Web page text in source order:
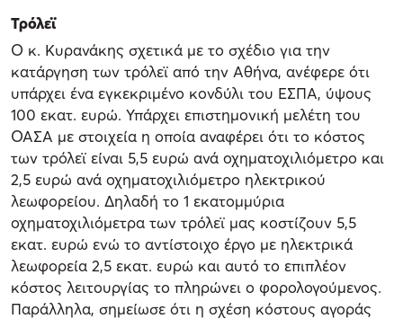
Τρόλεϊ
Ο κ. Κυρανάκης σχετικά με το σχέδιο για την
κατάργηση των τρόλεϊ από την Αθήνα, ανέφερε ότι
υπάρχει ένα εγκεκριμένο κονδύλι του ΕΣΠΑ, ύψους
100 εκατ. ευρώ. Υπάρχει επιστημονική μελέτη του
ΟΑΣΑ με στοιχεία η οποία αναφέρει ότι το κόστος
των τρόλεϊ είναι 5,5 ευρώ ανά οχηματοχιλιόμετρο και
2,5 ευρώ ανά οχηματοχιλιόμετρο ηλεκτρικού
λεωφορείου. Δηλαδή το 1 εκατομμύρια
οχηματοχιλιόμετρα των τρόλεϊ μας κοστίζουν 5,5
εκατ. ευρώ ενώ το αντίστοιχο έργο με ηλεκτρικά
λεωφορεία 2,5 εκατ. ευρώ και αυτό το επιπλέον
κόστος λειτουργίας το πληρώνει ο φορολογούμενος.
Παράλληλα, σημείωσε ότι η σχέση κόστους αγοράς